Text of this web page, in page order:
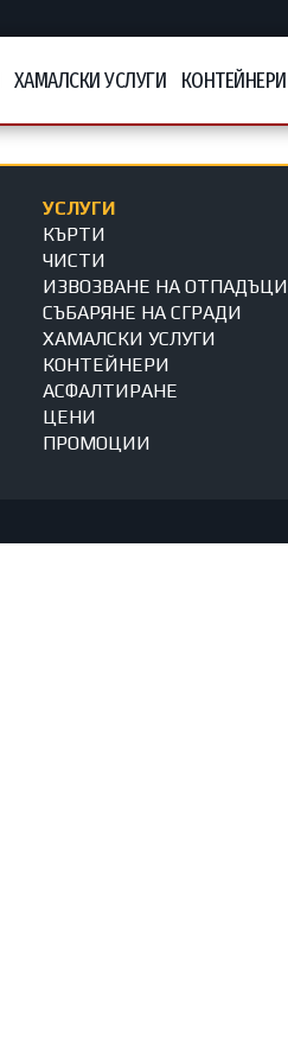
ХАМАЛСКИ УСЛУГИ КОНТЕЙНЕРИ
УСЛУГИ
КЪРТИ
ЧИСТИ
ИЗВОЗВАНЕ НА ОТПАДЪЦИ
СЪБАРЯНЕ НА СГРАДИ
ХАМАЛСКИ УСЛУГИ
КОНТЕЙНЕРИ
АСФАЛТИРАНЕ
ЦЕНИ
ПРОМОЦИИ